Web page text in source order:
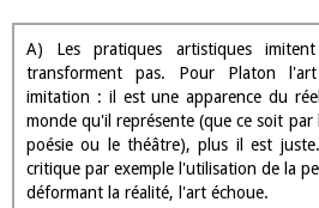
A) Les pratiques artistiques
transforment pas. Pour Platon
imitation : il est une apparence du
monde qu'il représente (que ce soit
poésie ou le théâtre), plus il est
critique par exemple l'utilisation de la
déformant la réalité, l'art échoue.